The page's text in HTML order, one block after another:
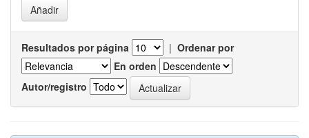
Resultados por página | Ordenar por
En orden
Autor/registro